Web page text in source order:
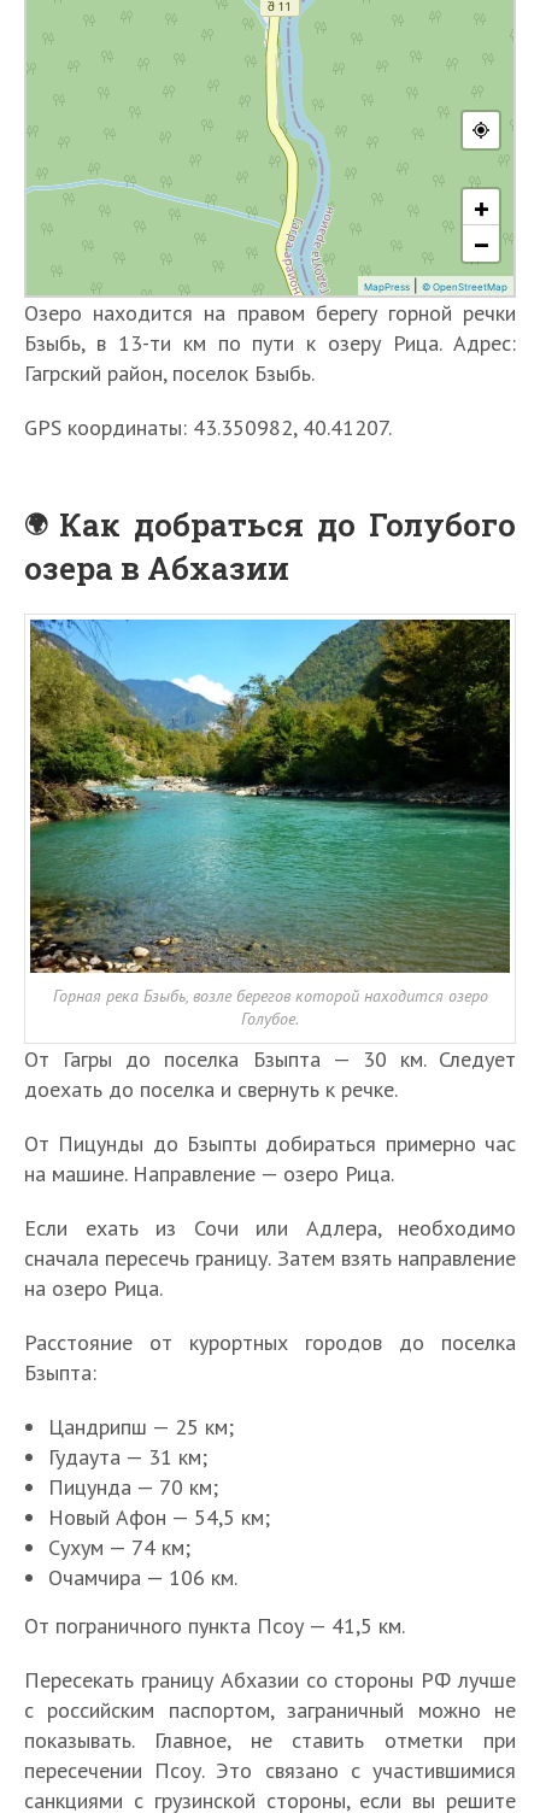
Озеро находится на правом берегу горной речки
Бзыбь, в 13-ти км по пути к озеру Рица. Адрес:
Гагрский район, поселок Бзыбь.
GPS координаты: 43.350982, 40.41207.
Как добраться до Голубого
озера в Абхазии
Горная река Бзыбь, возле берегов которой находится озеро
Голубое.
От Гагры до поселка Бзыпта — 30 км. Следует
доехать до поселка и свернуть к речке.
От Пицунды до Бзыпты добираться примерно час
на машине. Направление — озеро Рица.
Если ехать из Сочи или Адлера, необходимо
сначала пересечь границу. Затем взять направление
на озеро Рица.
Расстояние от курортных городов до поселка
Бзыпта:
Цандрипш — 25 км;
Гудаута — 31 км;
Пицунда — 70 км;
Новый Афон — 54,5 км;
Сухум — 74 км;
Очамчира — 106 км.
От пограничного пункта Псоу — 41,5 км.
Пересекать границу Абхазии со стороны РФ лучше
с российским паспортом, заграничный можно не
показывать. Главное, не ставить отметки при
пересечении Псоу. Это связано с участившимися
санкциями с грузинской стороны, если вы решите